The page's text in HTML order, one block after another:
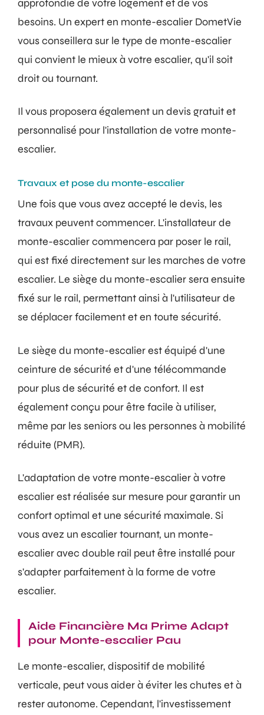
approfondie de votre logement et de vos
besoins. Un expert en monte-escalier DometVie
vous conseillera sur le type de monte-escalier
qui convient le mieux à votre escalier, qu'il soit
droit ou tournant.
Il vous proposera également un devis gratuit et
personnalisé pour l'installation de votre monte-
escalier.
Travaux et pose du monte-escalier
Une fois que vous avez accepté le devis, les
travaux peuvent commencer. L'installateur de
monte-escalier commencera par poser le rail,
qui est fixé directement sur les marches de votre
escalier. Le siège du monte-escalier sera ensuite
fixé sur le rail, permettant ainsi à l'utilisateur de
se déplacer facilement et en toute sécurité.
Le siège du monte-escalier est équipé d'une
ceinture de sécurité et d'une télécommande
pour plus de sécurité et de confort. Il est
également conçu pour être facile à utiliser,
même par les seniors ou les personnes à mobilité
réduite (PMR).
L'adaptation de votre monte-escalier à votre
escalier est réalisée sur mesure pour garantir un
confort optimal et une sécurité maximale. Si
vous avez un escalier tournant, un monte-
escalier avec double rail peut être installé pour
s'adapter parfaitement à la forme de votre
escalier.
Aide Financière Ma Prime Adapt
pour Monte-escalier Pau
Le monte-escalier, dispositif de mobilité
verticale, peut vous aider à éviter les chutes et à
rester autonome. Cependant, l'investissement